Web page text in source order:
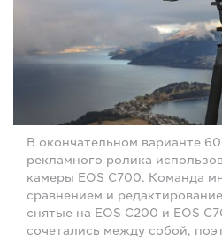
В окончательном варианте
рекламного ролика
камеры EOS C700. Команда
сравнением и
снятые на EOS C200 и EOS
сочетались между собой,